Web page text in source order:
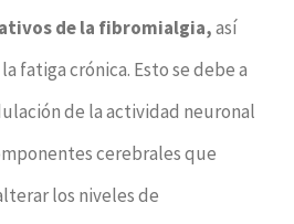
de la fibromialgia,así
fatiga crónica. Esto se debe a
de la actividad neuronal
cerebrales que
los niveles de